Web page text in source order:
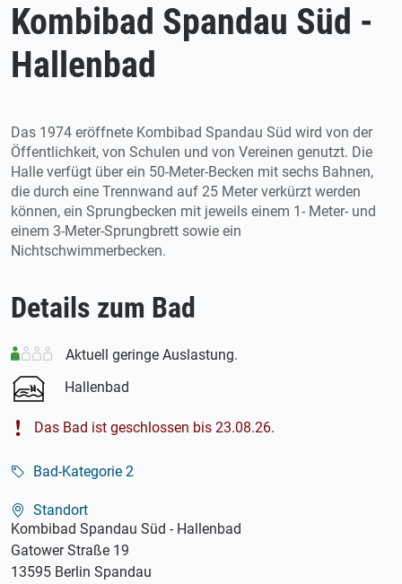
Kombibad Spandau Süd -
Hallenbad
Das 1974 eröffnete Kombibad Spandau Süd wird von der
Öffentlichkeit, von Schulen und von Vereinen genutzt. Die
Halle verfügt über ein 50-Meter-Becken mit sechs Bahnen,
die durch eine Trennwand auf 25 Meter verkürzt werden
können, ein Sprungbecken mit jeweils einem 1- Meter- und
einem 3-Meter-Sprungbrett sowie ein
Nichtschwimmerbecken.
Details zum Bad
Aktuell geringe Auslastung.
Hallenbad
Das Bad ist geschlossen bis 23.08.26.
Bad-Kategorie 2
Standort
Kombibad Spandau Süd - Hallenbad
Gatower Straße 19
13595 Berlin Spandau